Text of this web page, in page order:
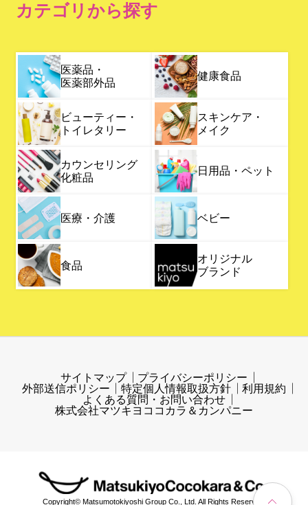
カテゴリから探す
医薬品・
医薬部外品
健康食品
ビューティー・
トイレタリー
スキンケア・
メイク
カウンセリング
化粧品
日用品・ペット
医療・介護 ベビー
食品
オリジナル
ブランド
サイトマップ
プライバシーポリシー
外部送信ポリシー
特定個人情報取扱方針
利用規約
よくある質問・お問い合わせ
株式会社マツキヨココカラ＆カンパニー
Copyright© Matsumotokiyoshi Group Co., Ltd. All Rights Reserved.